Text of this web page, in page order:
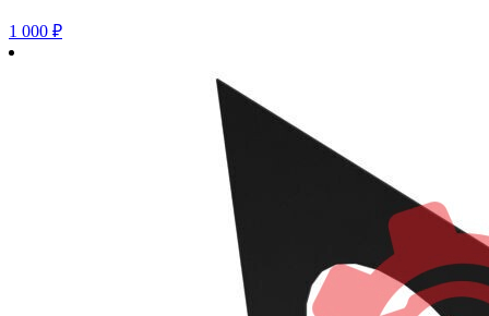
1 000 ₽